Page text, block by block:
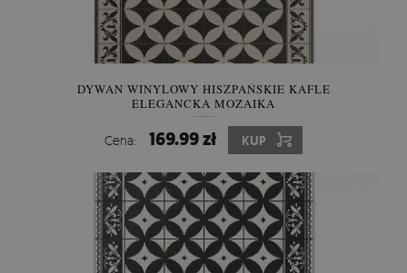
DYWAN WINYLOWY HISZPAŃSKIE KAFLE
ELEGANCKA MOZAIKA
Cena: 169.99 zł KUP